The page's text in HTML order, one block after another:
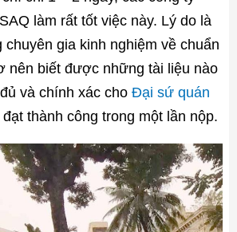
làm rất tốt việc này. Lý do là
gia kinh nghiệm về chuẩn
nên biết được những tài liệu nào
và chính xác cho Đại sứ quán
thành công trong một lần nộp.